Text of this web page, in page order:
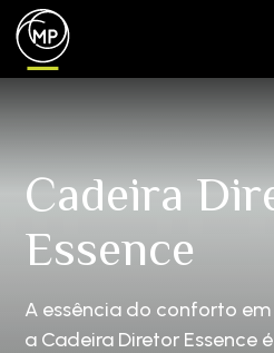
Cadeira
Essence
A essência do conforto
a Cadeira Diretor Essence